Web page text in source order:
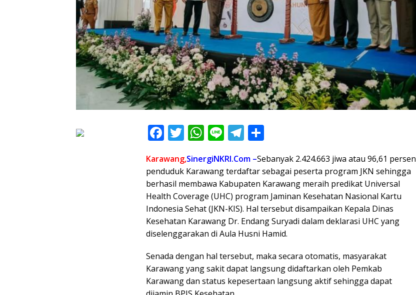
F
ac
e
b
o
o
k
T
w
itt
er
W
h
at
s
A
p
p
Li
n
e
T
el
e
gr
a
m
ar
e
Karawang,SinergiNKRI.Com –Sebanyak 2.424.663 jiwa atau 96,61 persen
penduduk Karawang terdaftar sebagai peserta program JKN sehingga
berhasil membawa Kabupaten Karawang meraih predikat Universal
Health Coverage (UHC) program Jaminan Kesehatan Nasional Kartu
Indonesia Sehat (JKN-KIS). Hal tersebut disampaikan Kepala Dinas
Kesehatan Karawang Dr. Endang Suryadi dalam deklarasi UHC yang
diselenggarakan di Aula Husni Hamid.
Senada dengan hal tersebut, maka secara otomatis, masyarakat
Karawang yang sakit dapat langsung didaftarkan oleh Pemkab
Karawang dan status kepesertaan langsung aktif sehingga dapat